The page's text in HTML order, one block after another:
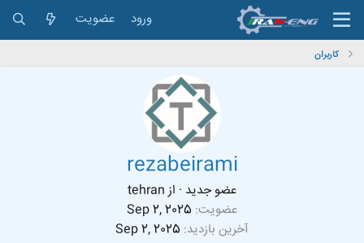
ورود عضویت
کاربران
rezabeirami
عضو جدید · از tehran
عضویت Sep 2, 2025
آخرین بازدید Sep 2, 2025